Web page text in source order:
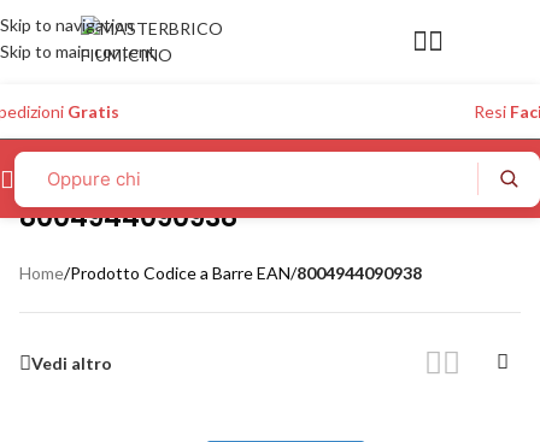
Skip to navigation
Skip to main content
Gratis Resi
8004944090938
Home/Prodotto Codice a Barre EAN/8004944090938
Vedi altro